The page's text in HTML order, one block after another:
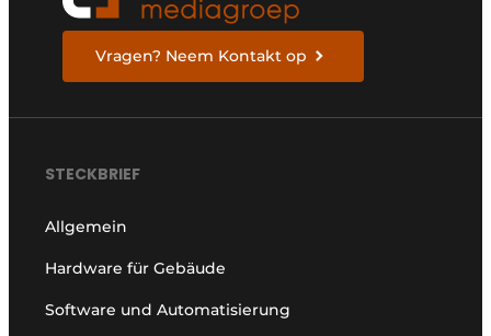
Vragen? Neem Kontakt op
STECKBRIEF
Allgemein
Hardware für Gebäude
Software und Automatisierung